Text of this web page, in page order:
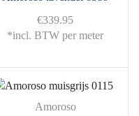
€339.95
*incl. BTW per meter
Amoroso